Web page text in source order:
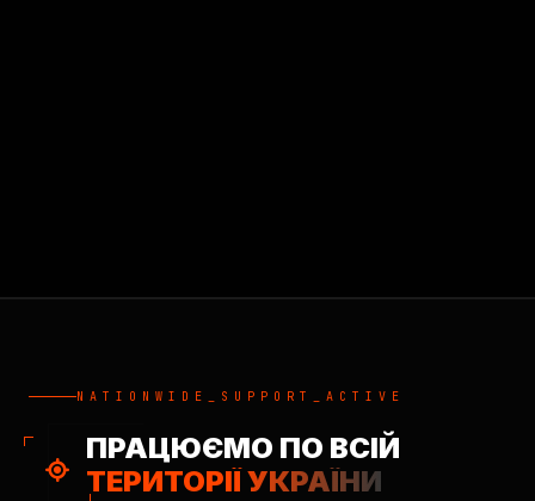
NATIONWIDE_SUPPORT_ACTIVE
ПРАЦЮЄМО ПО ВСІЙ
ТЕРИТОРІЇ УКРАЇНИ